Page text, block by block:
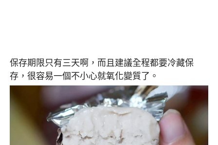
保存期限只有三天啊，而且建議全程都要冷藏保
存，很容易一個不小心就氧化變質了。